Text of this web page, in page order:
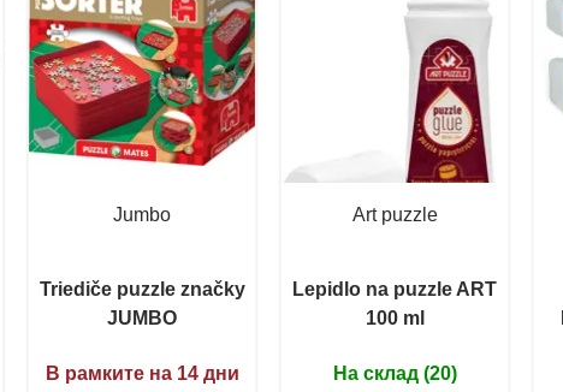
Jumbo
Triediče puzzle značky
JUMBO
В рамките на 14 дни
Art puzzle
Lepidlo na puzzle ART
100 ml
На склад (20)